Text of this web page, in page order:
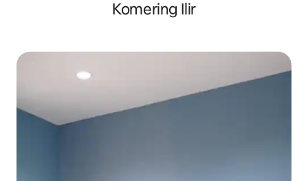
Komering Ilir